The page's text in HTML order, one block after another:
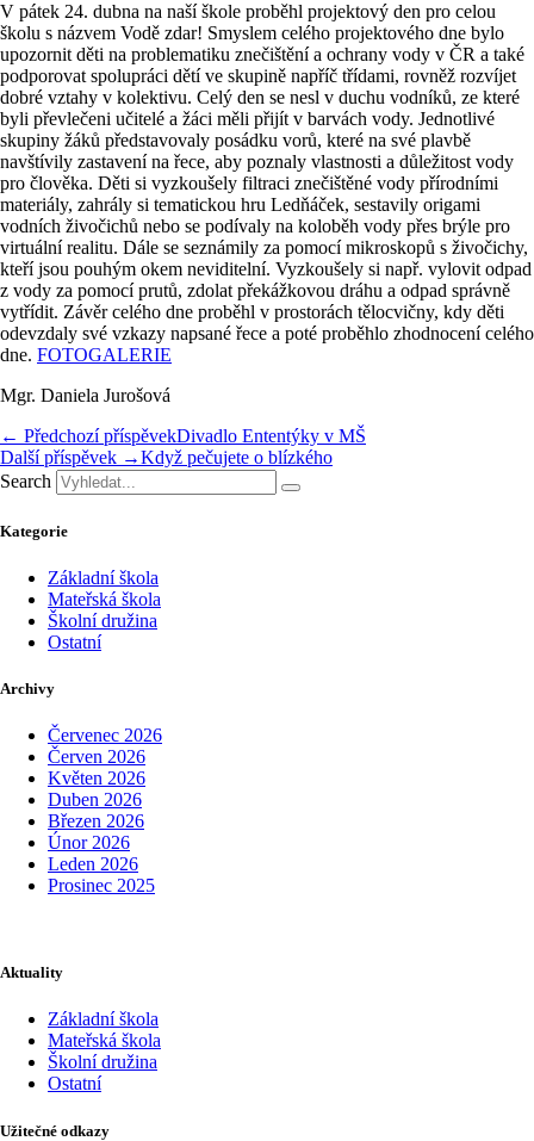
V pátek 24. dubna na naší škole proběhl projektový den pro celou
školu s názvem Vodě zdar! Smyslem celého projektového dne bylo
upozornit děti na problematiku znečištění a ochrany vody v ČR a také
podporovat spolupráci dětí ve skupině napříč třídami, rovněž rozvíjet
dobré vztahy v kolektivu. Celý den se nesl v duchu vodníků, ze které
byli převlečeni učitelé a žáci měli přijít v barvách vody. Jednotlivé
skupiny žáků představovaly posádku vorů, které na své plavbě
navštívily zastavení na řece, aby poznaly vlastnosti a důležitost vody
pro člověka. Děti si vyzkoušely filtraci znečištěné vody přírodními
materiály, zahrály si tematickou hru Ledňáček, sestavily origami
vodních živočichů nebo se podívaly na koloběh vody přes brýle pro
virtuální realitu. Dále se seznámily za pomocí mikroskopů s živočichy,
kteří jsou pouhým okem neviditelní. Vyzkoušely si např. vylovit odpad
z vody za pomocí prutů, zdolat překážkovou dráhu a odpad správně
vytřídit. Závěr celého dne proběhl v prostorách tělocvičny, kdy děti
odevzdaly své vzkazy napsané řece a poté proběhlo zhodnocení celého
dne. FOTOGALERIE
Mgr. Daniela Jurošová
← Předchozí příspěvekDivadlo Ententýky v MŠ
Další příspěvek →Když pečujete o blízkého
Search
Kategorie
Základní škola
Mateřská škola
Školní družina
Ostatní
Archivy
Červenec 2026
Červen 2026
Květen 2026
Duben 2026
Březen 2026
Únor 2026
Leden 2026
Prosinec 2025
Aktuality
Základní škola
Mateřská škola
Školní družina
Ostatní
Užitečné odkazy